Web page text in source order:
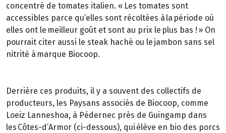
concentré de tomates italien. « Les tomates sont
accessibles parce qu’elles sont récoltées à la période où
elles ont le meilleur goût et sont au prix le plus bas ! » On
pourrait citer aussi le steak haché ou le jambon sans sel
nitrité à marque Biocoop.
Derrière ces produits, il y a souvent des collectifs de
producteurs, les Paysans associés de Biocoop, comme
Loeiz Lanneshoa, à Pédernec près de Guingamp dans
les Côtes-d’Armor (ci-dessous), qui élève en bio des porcs